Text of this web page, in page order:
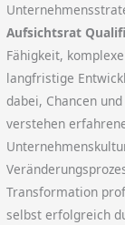
Aufsichtsrat
Fähigkeit,
langfristige
dabei, Chancen
verstehen
Transformation
selbst erfolgreich